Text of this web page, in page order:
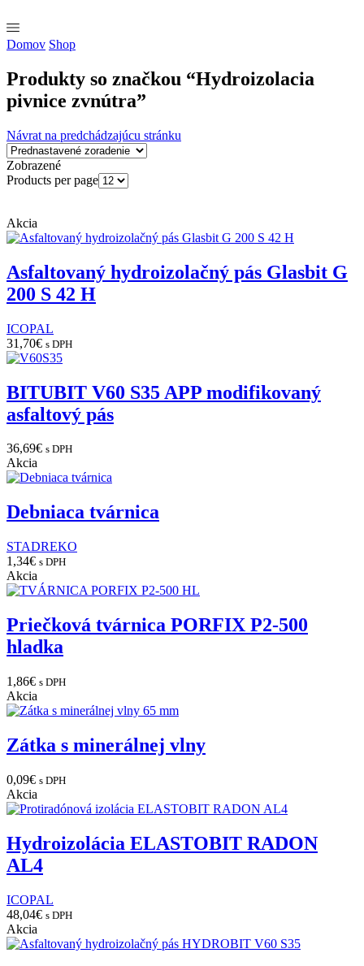
Domov Shop
Produkty so značkou “Hydroizolacia
pivnice zvnútra”
Návrat na predchádzajúcu stránku
Zobrazené
Products per page
Akcia
Asfaltovaný hydroizolačný pás Glasbit G
200 S 42 H
ICOPAL
31,70€ s DPH
BITUBIT V60 S35 APP modifikovaný
asfaltový pás
36,69€ s DPH
Akcia
Debniaca tvárnica
STADREKO
1,34€ s DPH
Akcia
Priečková tvárnica PORFIX P2-500
hladka
1,86€ s DPH
Akcia
Zátka s minerálnej vlny
0,09€ s DPH
Akcia
Hydroizolácia ELASTOBIT RADON
AL4
ICOPAL
48,04€ s DPH
Akcia